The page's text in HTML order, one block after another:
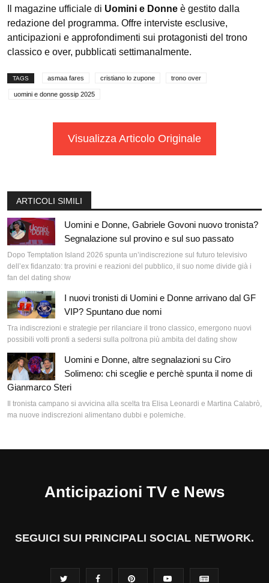
Il magazine ufficiale di Uomini e Donne è gestito dalla
redazione del programma. Offre interviste esclusive,
anticipazioni e approfondimenti sui protagonisti del trono
classico e over, pubblicati settimanalmente.
TAGS asmaa fares cristiano lo zupone trono over
uomini e donne gossip 2025
Visualizza Articolo Originale
ARTICOLI SIMILI
Uomini e Donne, Gabriele Govoni nuovo tronista?
Segnalazione sul provino e sul suo passato
Dopo Temptation Island 2026 spunta un’indiscrezione sul futuro televisivo
dell’ex fidanzato: tra provini e reazioni del pubblico, il suo nome divide già i
fan del dating show
I nuovi tronisti di Uomini e Donne arrivano dal GF
VIP? Spuntano due nomi
Tra indiscrezioni e strategie per rilanciare il trono classico, emergono nuovi
possibili volti pronti a sedersi sulla poltrona più ambita del dating show
Uomini e Donne, altre segnalazioni su Ciro
Solimeno: chi sceglie e perchè spunta il nome di
Gianmarco Steri
Il tronista campano si avvicina alla scelta tra Elisa Leonardi e Martina Calabrò,
ma nuove indiscrezioni alimentano dubbi e polemiche.
Anticipazioni TV e News
SEGUICI SUI PRINCIPALI SOCIAL NETWORK.